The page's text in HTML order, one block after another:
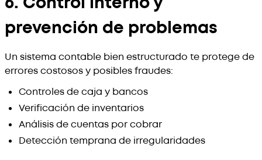
prevención de problemas
Un sistema contable bien estructurado te protege de
errores costosos y posibles fraudes:
Controles de caja y bancos
Verificación de inventarios
Análisis de cuentas por cobrar
Detección temprana de irregularidades